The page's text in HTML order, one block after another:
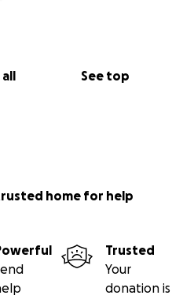
all See top
home for help
Trusted
Your
donation is